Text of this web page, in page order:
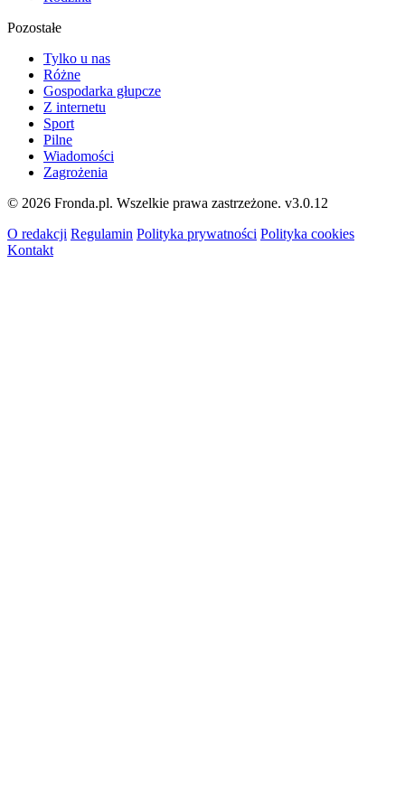
Pozostałe
Tylko u nas
Różne
Gospodarka głupcze
Z internetu
Sport
Pilne
Wiadomości
Zagrożenia
© 2026 Fronda.pl. Wszelkie prawa zastrzeżone. v3.0.12
O redakcji Regulamin Polityka prywatności Polityka cookies
Kontakt